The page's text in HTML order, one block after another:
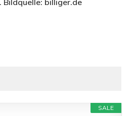
Bildquelle: billiger.de
SALE